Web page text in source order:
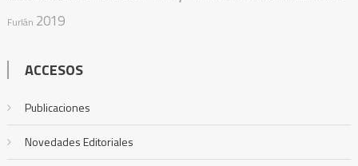
Furlán 2019
ACCESOS
Publicaciones
Novedades Editoriales